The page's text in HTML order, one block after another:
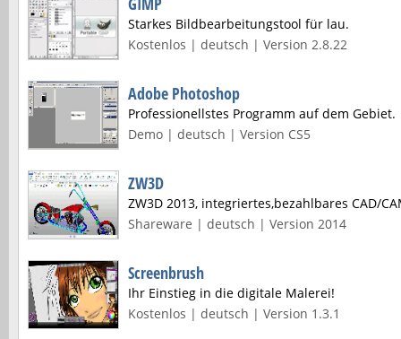
Starkes Bildbearbeitungstool für lau.
Kostenlos | deutsch | Version 2.8.22
Adobe Photoshop
Professionellstes Programm auf dem Gebiet.
Demo | deutsch | Version CS5
ZW3D
ZW3D 2013, integriertes,bezahlbares CAD/
Shareware | deutsch | Version 2014
Screenbrush
Ihr Einstieg in die digitale Malerei!
Kostenlos | deutsch | Version 1.3.1